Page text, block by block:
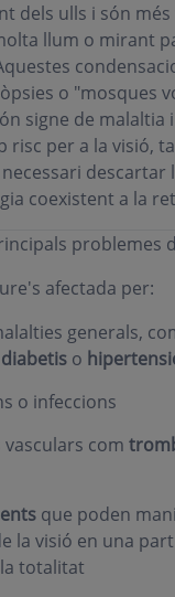
dels ulls i són més
llum o mirant
o "mosques
signe de malaltia
risc per a la visió,
descartar
coexistent a la
problemes
afectada per:
generals,
diabetis o
o infeccions
com
que poden
la visió en una
totalitat